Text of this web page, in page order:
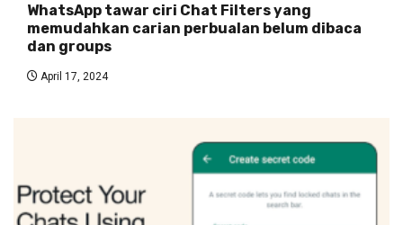
WhatsApp tawar ciri Chat Filters yang
memudahkan carian perbualan belum dibaca
dan groups
April 17, 2024